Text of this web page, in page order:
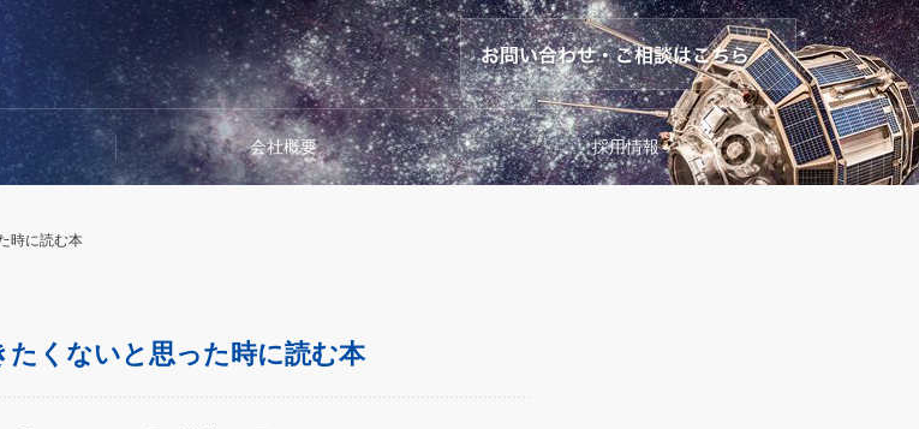
会社概要 採用情報
時に読む本
たくないと思った時に読む本